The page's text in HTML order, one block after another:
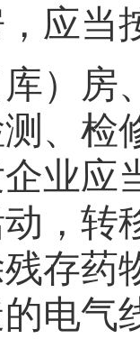
应当
）房
、检
业应
，转
存药
电气